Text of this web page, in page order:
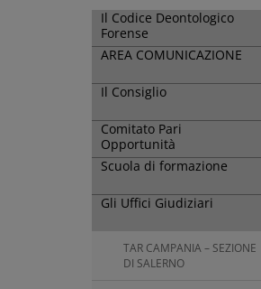
Il Codice Deontologico
Forense
AREA COMUNICAZIONE
Il Consiglio
Comitato Pari
Opportunità
Scuola di formazione
Gli Uffici Giudiziari
TAR CAMPANIA – SEZIONE
DI SALERNO